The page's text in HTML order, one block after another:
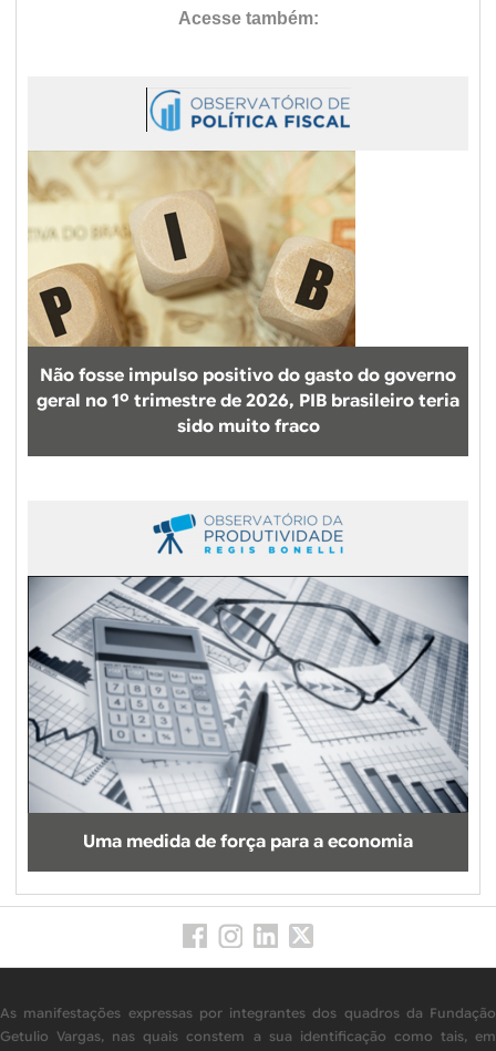
Não fosse impulso positivo do gasto do governo
geral no 1º trimestre de 2026, PIB brasileiro teria
sido muito fraco
Uma medida de força para a economia
As manifestações expressas por integrantes dos quadros da Fundação
Getulio Vargas, nas quais constem a sua identificação como tais, em